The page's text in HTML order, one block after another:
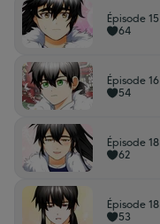
Épisode 15
64
Épisode 16
54
Épisode 18
62
Épisode 18
53